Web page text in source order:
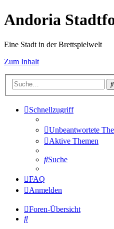
Andoria
Eine Stadt in der Brettspielwelt
Zum Inhalt
Schnellzugriff
Unbeantwortete
Aktive Themen
Suche
FAQ
Anmelden
Foren-Übersicht
Suche